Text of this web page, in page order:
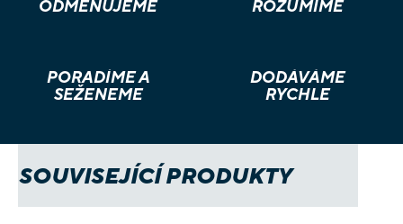
ODMĚŇUJEME
ROZUMÍME
PORADÍME A
SEŽENEME
DODÁVÁME
RYCHLE
SOUVISEJÍCÍ PRODUKTY